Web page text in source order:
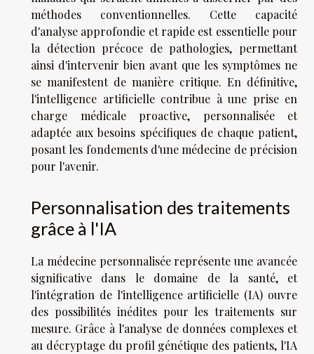
méthodes conventionnelles. Cette capacité
d'analyse approfondie et rapide est essentielle pour
la détection précoce de pathologies, permettant
ainsi d'intervenir bien avant que les symptômes ne
se manifestent de manière critique. En définitive,
l'intelligence artificielle contribue à une prise en
charge médicale proactive, personnalisée et
adaptée aux besoins spécifiques de chaque patient,
posant les fondements d'une médecine de précision
pour l'avenir.
Personnalisation des traitements
grâce à l'IA
La médecine personnalisée représente une avancée
significative dans le domaine de la santé, et
l'intégration de l'intelligence artificielle (IA) ouvre
des possibilités inédites pour les traitements sur
mesure. Grâce à l'analyse de données complexes et
au décryptage du profil génétique des patients, l'IA